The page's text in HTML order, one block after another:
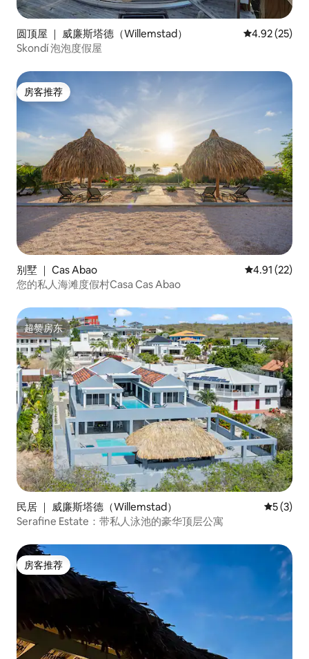
圆顶屋 ｜ 威廉斯塔德（Willemstad） 平均评分
4.92 (25)
Skondí 泡泡度假屋
房客推荐
房客推荐
别墅 ｜ Cas Abao 平均评分
4.91 (22)
您的私人海滩度假村Casa Cas Abao
超赞房东
超赞房东
民居 ｜ 威廉斯塔德（Willemstad） 平均评分
5 (3)
Serafine Estate：带私人泳池的豪华顶层公寓
房客推荐
房客推荐